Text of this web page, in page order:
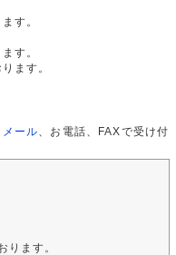
す。
す。
ます。
メール 、お電話、FAXで受け付
ります。